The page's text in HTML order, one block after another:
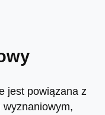
jest powiązana z